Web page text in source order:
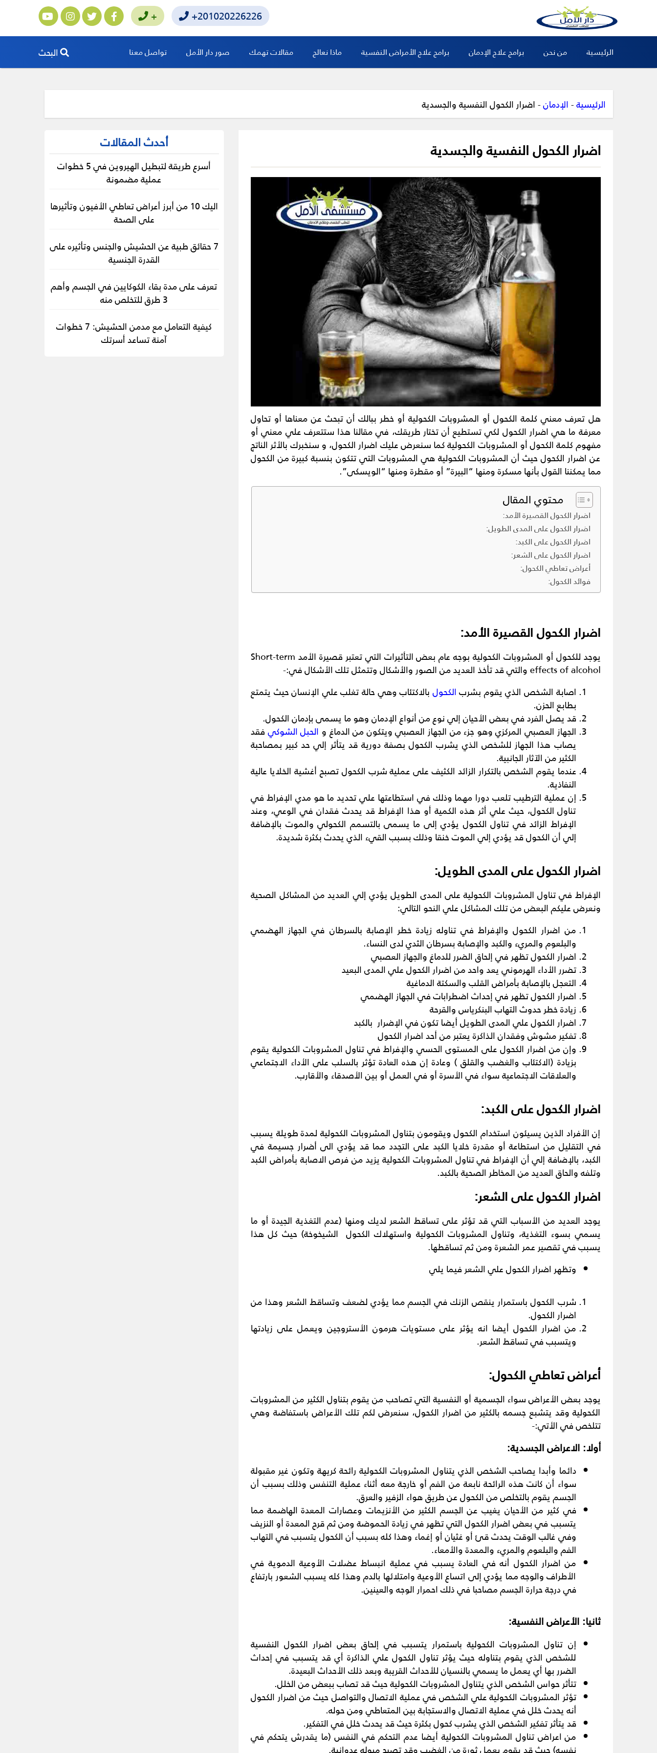
+201020226226
+
الرئيسية من نحن برامج علاج الإدمان برامج علاج الأمراض النفسية ماذا نعالج مقالات تهمك صور دار الأمل تواصل معنا البحث
الرئيسية-الإدمان-اضرار الكحول النفسية والجسدية
اضرار الكحول النفسية والجسدية
هل تعرف معني كلمة الكحول أو المشروبات الكحولية أو خطر ببالك أن تبحث عن معناها أو تحاول
معرفة ما هي اضرار الكحول لكي تستطيع أن تختار طريقك، في مقالنا هذا ستتعرف علي معني أو
مفهوم كلمة الكحول أو المشروبات الكحولية كما سنعرض عليك اضرار الكحول، و سنخبرك بالأثر الناتج
عن اضرار الكحول حيث أن المشروبات الكحولية هي المشروبات التي تتكون بنسبة كبيرة من الكحول
مما يمكننا القول بأنها مسكرة ومنها “البيرة” أو مقطرة ومنها “الويسكى”.
محتوي المقال
اضرار الكحول القصيرة الأمد:
اضرار الكحول على المدى الطويل:
اضرار الكحول على الكبد:
اضرار الكحول على الشعر:
أعراض تعاطي الكحول:
فوائد الكحول:
اضرار الكحول القصيرة الأمد:
يوجد للكحول أو المشروبات الكحولية بوجه عام بعض التأثيرات التي تعتبر قصيرة الأمد Short-term
effects of alcohol والتي قد تأخذ العديد من الصور والأشكال وتتمثل تلك الأشكال في:-
اصابة الشخص الذي يقوم بشربالكحول بالاكتئاب وهي حالة تغلب علي الإنسان حيث يتمتع
بطابع الحزن.
قد يصل الفرد في بعض الأحيان إلي نوع من أنواع الإدمان وهو ما يسمى بإدمان الكحول.
الجهاز العصبي المركزي وهو جزء من الجهاز العصبي ويتكون من الدماغ و الحبل الشوكيفقد
يصاب هذا الجهاز للشخص الذي يشرب الكحول بصفة دورية قد يتأثر إلي حد كبير بمصاحبة
الكثير من الآثار الجانبية.
عندما يقوم الشخص بالتكرار الزائد الكثيف على عملية شرب الكحول تصبح أغشية الخلايا عالية
النفاذية.
إن عملية الترطيب تلعب دورا مهما وذلك في استطاعتها علي تحديد ما هو مدي الإفراط في
تناول الكحول، حيث علي أثر هذه الكمية أو هذا الإفراط قد يحدث فقدان في الوعي، وعند
الإفراط الزائد في تناول الكحول يؤدي إلى ما يسمى بالتسمم الكحولي والموت بالإضافة
إلي أن الكحول قد يؤدي إلي الموت خنقا وذلك بسبب القيء الذي يحدث بكثرة شديدة.
اضرار الكحول على المدى الطويل:
الإفراط في تناول المشروبات الكحولية على المدى الطويل يؤدي إلي العديد من المشاكل الصحية
ونعرض عليكم البعض من تلك المشاكل علي النحو التالي:
من اضرار الكحول والإفراط في تناوله زيادة خطر الإصابة بالسرطان في الجهاز الهضمي
والبلعوم والمريء والكبد والإصابة بسرطان الثدي لدى النساء.
اضرار الكحول تظهر في إلحاق الضرر للدماغ والجهاز العصبي
تضرر الأداء الهرموني يعد واحد من اضرار الكحول علي المدى البعيد
التعجل بالإصابة بأمراض القلب والسكتة الدماغية
اضرار الكحول تظهر في إحداث اضطرابات في الجهاز الهضمي
زيادة خطر حدوث التهاب البنكرياس والقرحة
اضرار الكحول علي المدى الطويل أيضا تكون في الإضرار بالكبد
تفكير مشوش وفقدان الذاكرة يعتبر من أحد اضرار الكحول
وإن من اضرار الكحول على المستوى الحسي والإفراط في تناول المشروبات الكحولية يقوم
بزيادة (الاكتئاب والغضب والقلق ) وعادة إن هذه العادة تؤثر بالسلب على الأداء الاجتماعي
والعلاقات الاجتماعية سواء في الأسرة أو في العمل أو بين الأصدقاء والأقارب.
اضرار الكحول على الكبد:
إن الأفراد الذين يسيئون استخدام الكحول ويقومون بتناول المشروبات الكحولية لمدة طويلة يسبب
في التقليل من استطاعة أو مقدرة خلايا الكبد على التجدد مما قد يؤدي الى أضرار جسيمة في
الكبد، بالإضافة إلي أن الإفراط في تناول المشروبات الكحولية يزيد من فرص الاصابة بأمراض الكبد
وتلفه والحاق العديد من المخاطر الصحية بالكبد.
اضرار الكحول على الشعر:
يوجد العديد من الأسباب التي قد تؤثر على تساقط الشعر لديك ومنها (عدم التغذية الجيدة أو ما
يسمي بسوء التغذية، وتناول المشروبات الكحولية واستهلاك الكحول الشيخوخة) حيث كل هذا
يسبب في تقصير عمر الشعرة ومن ثم تساقطها.
وتظهر اضرار الكحول علي الشعر فيما يلي
شرب الكحول باستمرار ينقص الزنك في الجسم مما يؤدي لضعف وتساقط الشعر وهذا من
اضرار الكحول.
من اضرار الكحول أيضا انه يؤثر على مستويات هرمون الأستروجين ويعمل على زيادتها
ويتسبب في تساقط الشعر.
أعراض تعاطي الكحول:
يوجد بعض الأعراض سواء الجسمية أو النفسية التي تصاحب من يقوم بتناول الكثير من المشروبات
الكحولية وقد يتشبع جسمه بالكثير من اضرار الكحول، سنعرض لكم تلك الأعراض باستفاضة وهي
تتلخص في الأتي:-
أولا: الاعراض الجسدية:
دائما وأبدا يصاحب الشخص الذي يتناول المشروبات الكحولية رائحة كريهة وتكون غير مقبولة
سواء أن كانت هذه الرائحة نابعة من الفم أو خارجة معه أثناء عملية التنفس وذلك بسبب أن
الجسم يقوم بالتخلص من الكحول عن طريق هواء الزفير والعرق.
في كثير من الأحيان يغيب عن الجسم الكثير من الأنزيمات وعصارات المعدة الهاضمة مما
يتسبب في بعض اضرار الكحول التي تظهر في زيادة الحموضة ومن ثم قرح المعدة أو النزيف
وفي غالب الوقت يحدث قئ أو غثيان أو إغماء وهذا كله بسبب أن الكحول يتسبب في التهاب
الفم والبلعوم والمريء والمعدة والأمعاء.
من اضرار الكحول أنه في العادة يسبب في عملية انبساط عضلات الأوعية الدموية في
الأطراف والوجه مما يؤدي إلى اتساع الأوعية وامتلائها بالدم وهذا كله يسبب الشعور بارتفاع
في درجة حرارة الجسم مصاحبا في ذلك احمرار الوجه والعينين.
ثانيا: الأعراض النفسية:
إن تناول المشروبات الكحولية باستمرار يتسبب في إلحاق بعض اضرار الكحول النفسية
للشخص الذي يقوم بتناوله حيث يؤثر تناول الكحول علي الذاكرة أي قد يتسبب في إحداث
الضرر بها أي يعمل ما يسمي بالنسيان للأحداث القريبة وبعد ذلك الأحداث البعيدة.
تتأثر حواس الشخص الذي يتناول المشروبات الكحولية حيث قد تصاب ببعض من الخلل.
تؤثر المشروبات الكحولية علي الشخص في عملية الاتصال والتواصل حيث من اضرار الكحول
أنه يحدث خلل في عملية الاتصال والاستجابة بين المتعاطي ومن حوله.
قد يتأثر تفكير الشخص الذي يشرب كحول بكثرة حيث قد يحدث خلل في التفكير.
من اعراض تناول المشروبات الكحولية أيضا عدم التحكم في النفس (ما يقدرش يتحكم في
نفسه) حيث قد يقوم بعمل ثورة من الغضب وقد تصبح ميوله عدوانية.
أحدث المقالات
أسرع طريقة لتبطيل الهيروين في 5 خطوات
عملية مضمونة
اليك 10 من أبرز أعراض تعاطي الأفيون وتأثيرها
على الصحة
7 حقائق طبية عن الحشيش والجنس وتأثيره على
القدرة الجنسية
تعرف على مدة بقاء الكوكايين في الجسم وأهم
3 طرق للتخلص منه
كيفية التعامل مع مدمن الحشيش: 7 خطوات
آمنة تساعد أسرتك